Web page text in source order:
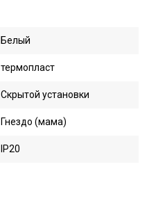
Белый
термопласт
Скрытой установки
Гнездо (мама)
IP20